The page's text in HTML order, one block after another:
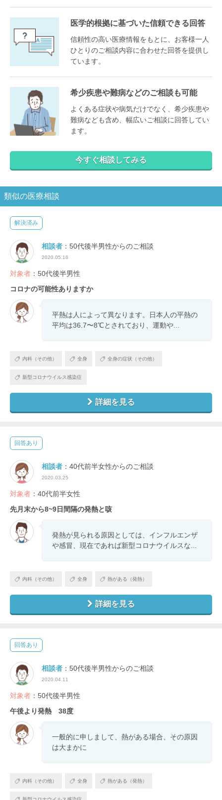
医学的根拠に基づいた信頼できる回答
信頼性の高い医療情報をもとに、お客様一人
ひとりのご相談内容に合わせた回答を提供し
ています。
希少疾患や難病などのご相談も可能
よくある症状や病気だけでなく、希少疾患や
難病なども含め、幅広いご相談に回答してい
ます。
今すぐ相談してみる
類似の医療相談
解決済み
相談者 ：50代後半男性からのご相談
2020.05.16
対象者 ：50代後半男性
コロナの可能性ありますか
平熱は人によって異なります。日本人の平熱の
平均は36.7〜8℃とされており、運動や...
内科（その他） 全身 全身の症状（その他）
新型コロナウイルス感染症
詳細を見る
回答あり
相談者 ：40代前半女性からのご相談
2020.03.25
対象者 ：40代前半女性
先月末から8~9日間隔の発熱と咳
発熱が見られる原因としては、インフルエンザ
や感冒、現在であれば新型コロナウイルスな...
内科（その他） 全身 熱がある（発熱）
詳細を見る
回答あり
相談者 ：50代後半男性からのご相談
2020.04.11
対象者 ：50代後半男性
午後より発熱 38度
一般的に申しまして、熱がある場合、その原因
は大まかに
内科（その他） 全身 熱がある（発熱）